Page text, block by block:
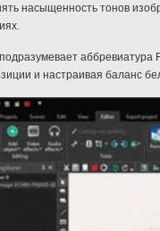
насыщенность тонов
аббревиатура
и настраивая баланс